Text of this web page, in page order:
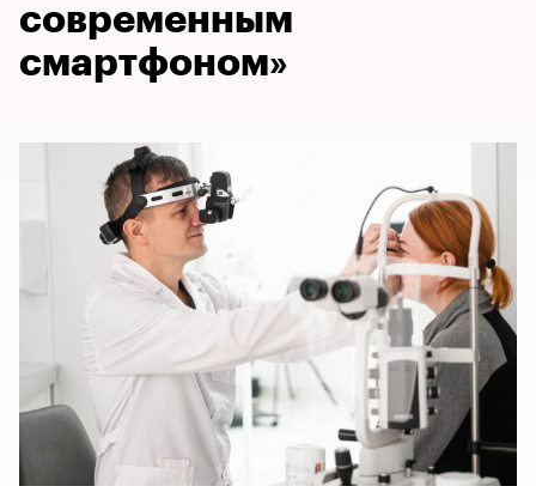
современным
смартфоном»